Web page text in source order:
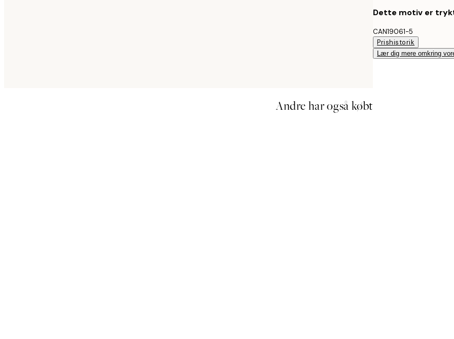
Dette motiv er
CAN19061-5
Prishistorik
Lær dig mere omkring
Andre har også købt